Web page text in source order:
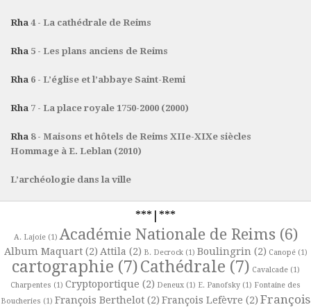
Rha 4 - La cathédrale de Reims
Rha 5 - Les plans anciens de Reims
Rha 6 - L’église et l’abbaye Saint-Remi
Rha 7 - La place royale 1750-2000 (2000)
Rha 8 - Maisons et hôtels de Reims XIIe-XIXe siècles
Hommage à E. Leblan (2010)
L’archéologie dans la ville
***|***
A. Lajoie(1) Académie Nationale de Reims (6)
Album Maquart(2) Attila (2) B. Decrock(1) Boulingrin (2) Canopé(1)
cartographie (7)Cathédrale (7) Cavalcade(1)
Charpentes (1) Cryptoportique (2) Deneux (1) E. Panofsky (1) Fontaine des
Boucheries (1) François Berthelot (2) François Lefèvre (2) François